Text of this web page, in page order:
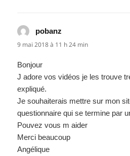
pobanz
9 mai 2018 à 11 h 24 min
Bonjour
J adore vos vidéos je les trouve
expliqué.
Je souhaiterais mettre sur mon
questionnaire qui se termine par
Pouvez vous m aider
Merci beaucoup
Angélique